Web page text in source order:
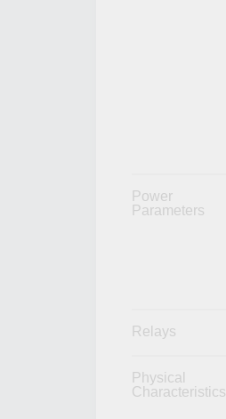
Power
Parameters
Relays
Physical
Characteristics